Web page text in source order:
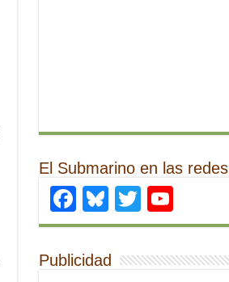
El Submarino en las redes
Facebook
Bluesky
Twitter
Publicidad